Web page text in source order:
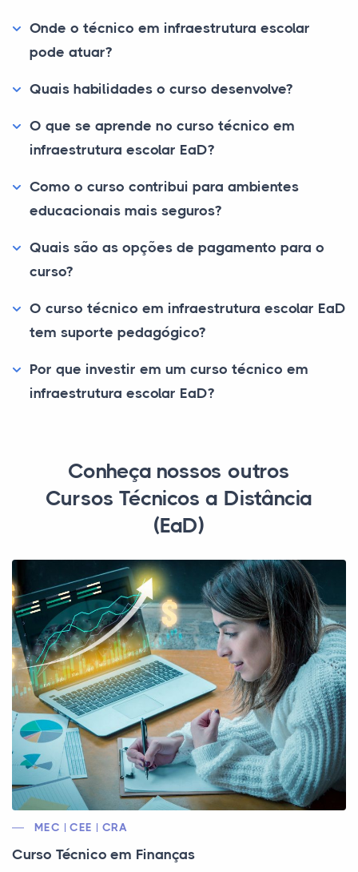
Onde o técnico em infraestrutura escolar
pode atuar?
Quais habilidades o curso desenvolve?
O que se aprende no curso técnico em
infraestrutura escolar EaD?
Como o curso contribui para ambientes
educacionais mais seguros?
Quais são as opções de pagamento para o
curso?
O curso técnico em infraestrutura escolar EaD
tem suporte pedagógico?
Por que investir em um curso técnico em
infraestrutura escolar EaD?
Conheça nossos outros
Cursos Técnicos a Distância
(EaD)
MEC | CEE | CRA
Curso Técnico em Finanças